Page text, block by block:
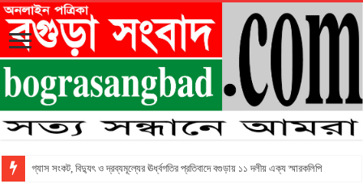
গ্যাস সংকট, বিদ্যুৎ ও দ্রব্যমূল্যের ঊর্ধ্বগতির প্রতিবাদে বগুড়ায় ১১ দলীয় এক্য স্মারকলিপি